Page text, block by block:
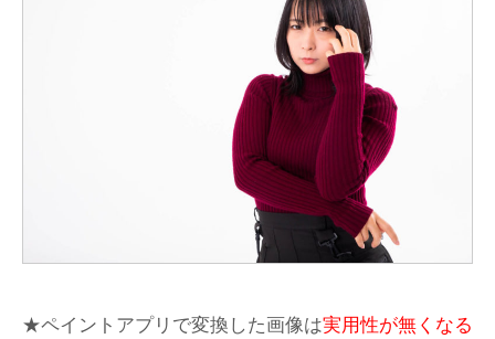
★ペイントアプリで変換した画像は実用性が無くなる